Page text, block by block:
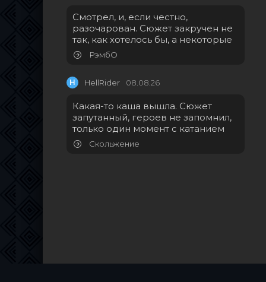
Смотрел, и, если честно,
разочарован. Сюжет закручен не
так, как хотелось бы, а некоторые
РэмбО
H HellRider 08.08.26
Какая-то каша вышла. Сюжет
запутанный, героев не запомнил,
только один момент с катанием
Скольжение